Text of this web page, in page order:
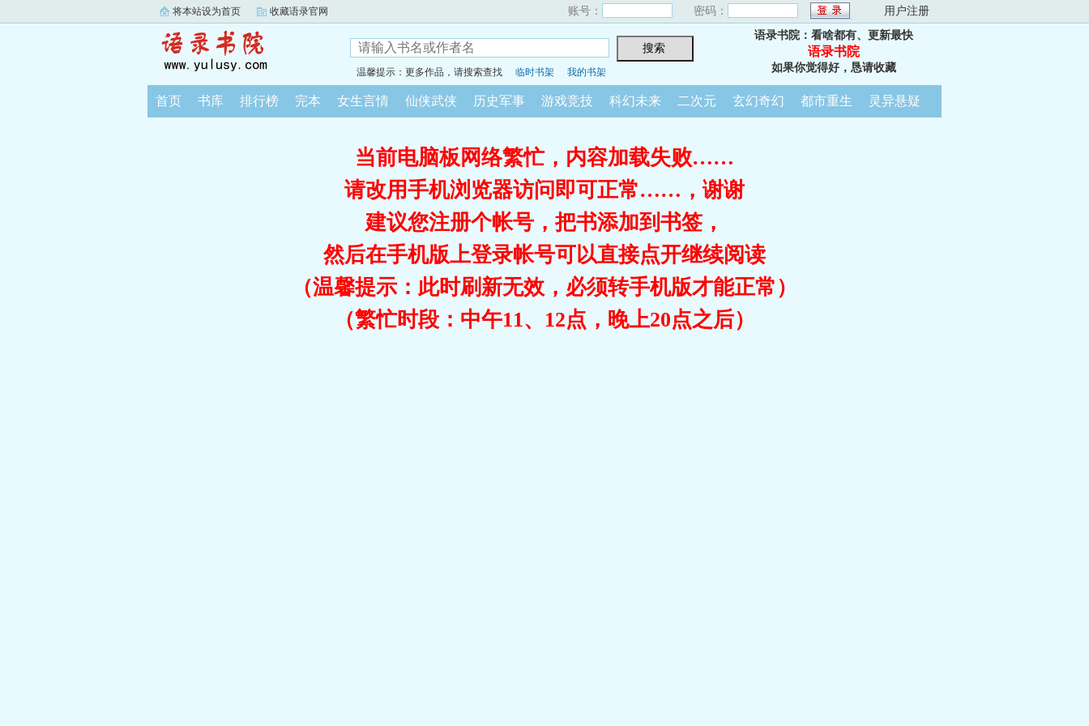
将本站设为首页 收藏语录官网 账号： 密码： 用户注册
温馨提示：更多作品，请搜索查找 临时书架 我的书架
语录书院：看啥都有、更新最快
语录书院
如果你觉得好，恳请收藏
首页 书库 排行榜 完本 女生言情 仙侠武侠 历史军事 游戏竞技 科幻未来 二次元 玄幻奇幻 都市重生 灵异悬疑
当前电脑板网络繁忙，内容加载失败……
请改用手机浏览器访问即可正常……，谢谢
建议您注册个帐号，把书添加到书签，
然后在手机版上登录帐号可以直接点开继续阅读
（温馨提示：此时刷新无效，必须转手机版才能正常）
（繁忙时段：中午11、12点，晚上20点之后）